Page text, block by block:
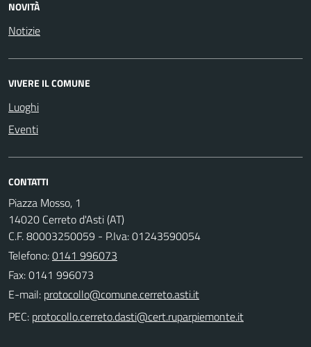
NOVITÀ
Notizie
VIVERE IL COMUNE
Luoghi
Eventi
CONTATTI
Piazza Mosso, 1
14020 Cerreto d'Asti (AT)
C.F. 80003250059 - P.Iva: 01243590054
Telefono:0141 996073
Fax: 0141 996073
E-mail:
PEC: